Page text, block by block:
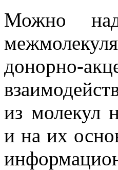
Можно
донорно-
из молекул
и на их